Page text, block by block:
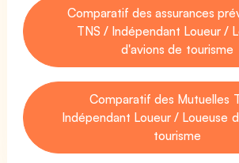
Comparatif des assurances
TNS / Indépendant Loueur /
d'avions de tourisme
Comparatif des Mutuelles
Indépendant Loueur / Loueuse
tourisme